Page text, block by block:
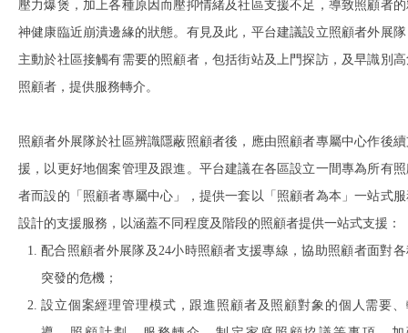
壓力爆煲，加上各種原因而壓抑情緒及社區支援不足，導致照顧者
神健康臨近崩潰邊緣的狀態。有見及此，平台建議設立照顧者外展
主動於社區接觸有需要的照顧者，包括街站及上門探訪，及早識別
照顧者，提供服務轉介。
照顧者外展隊於社區辨識隱蔽照顧者後，應由照顧者專屬中心作後
援，以更好地個案管理及跟進。平台建議在各區設立一間專為所有
者而設的「照顧者專屬中心」，提供一套以「照顧者為本」一站式
設計的支援服務，以涵蓋不同程度及階段的照顧者提供一站式支援：
配合照顧者外展隊及24小時照顧者支援專線，協助照顧者面對
突發的危機；
設立個案經理管理模式，跟進照顧者及照顧對象的個人需要、